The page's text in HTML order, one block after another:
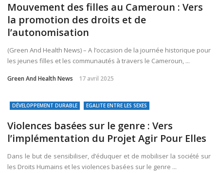
Mouvement des filles au Cameroun : Vers
la promotion des droits et de
l’autonomisation
(Green And Health News) – A l’occasion de la journée historique pour
les jeunes filles et les communautés à travers le Cameroun, ...
Green And Health News 17 avril 2025
DÉVELOPPEMENT DURABLE EGALITE ENTRE LES SEXES
Violences basées sur le genre : Vers
l’implémentation du Projet Agir Pour Elles
Dans le but de sensibiliser, d’éduquer et de mobiliser la société sur
les Droits Humains et les violences basées sur le genre ...